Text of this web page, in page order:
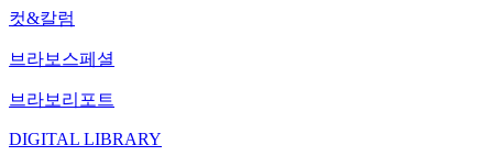
컷&칼럼
브라보스페셜
브라보리포트
DIGITAL LIBRARY